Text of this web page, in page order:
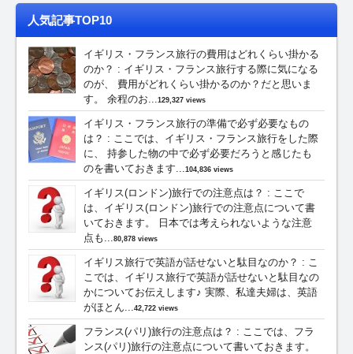
人気記事TOP10
イギリス・フランス旅行の費用はどれくらい掛かる
のか？ : イギリス・フランス旅行する際に気になる
のが、 費用がどれくらい掛かるのか？だと思いま
す。 余程のお...129,327 views
イギリス・フランス旅行の準備で必ず必要なもの
は？ : ここでは、イギリス・フランス旅行をした際
に、 持参した物の中で必ず必要だろうと感じたも
のを書いておきます...104,836 views
イギリス(ロンドン)旅行での注意点は？ : ここで
は、イギリス(ロンドン)旅行での注意点について書
いておきます。 日本では考えられないような注意
点も...80,878 views
イギリス旅行で英語が話せないと駄目なのか？ : こ
こでは、イギリス旅行で英語が話せないと駄目なの
かについてお伝えします♪ 実際、私達夫婦は、英語
がほとん...42,722 views
フランス(パリ)旅行の注意点は？ : ここでは、フラ
ンス(パリ)旅行の注意点について書いておきます。